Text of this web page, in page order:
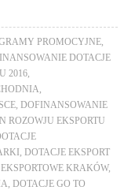
PROMOCYJNE
DOTACJE
2016
,DOFINANSOWANIE
ROZOWJU EKSPORTU
,DOTACJE EKSPORT
KRAKÓW,
,DOTACJE GO TO